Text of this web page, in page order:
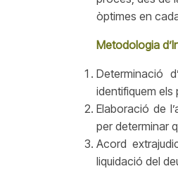
òptimes en
Metodologia
Determinació
identifiquem els
Elaboració de
per determinar
Acord
liquidació del